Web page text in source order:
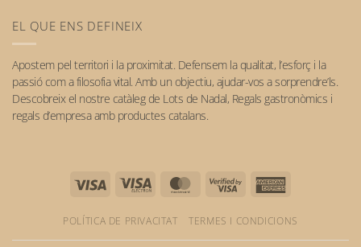
EL QUE ENS DEFINEIX
Apostem pel territori i la proximitat. Defensem la qualitat, l’esforç i la
passió com a filosofia vital. Amb un objectiu, ajudar-vos a sorprendre’ls.
Descobreix el nostre catàleg de Lots de Nadal, Regals gastronòmics i
regals d’empresaamb productes catalans
Visa
Visa
MasterCardVisa
POLÍTICA DE PRIVACITAT TERMES I CONDICIONS